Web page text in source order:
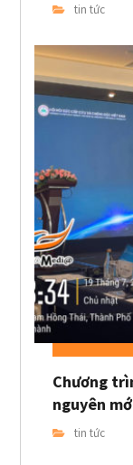
tin tức
Chương
nguyên
tin tức